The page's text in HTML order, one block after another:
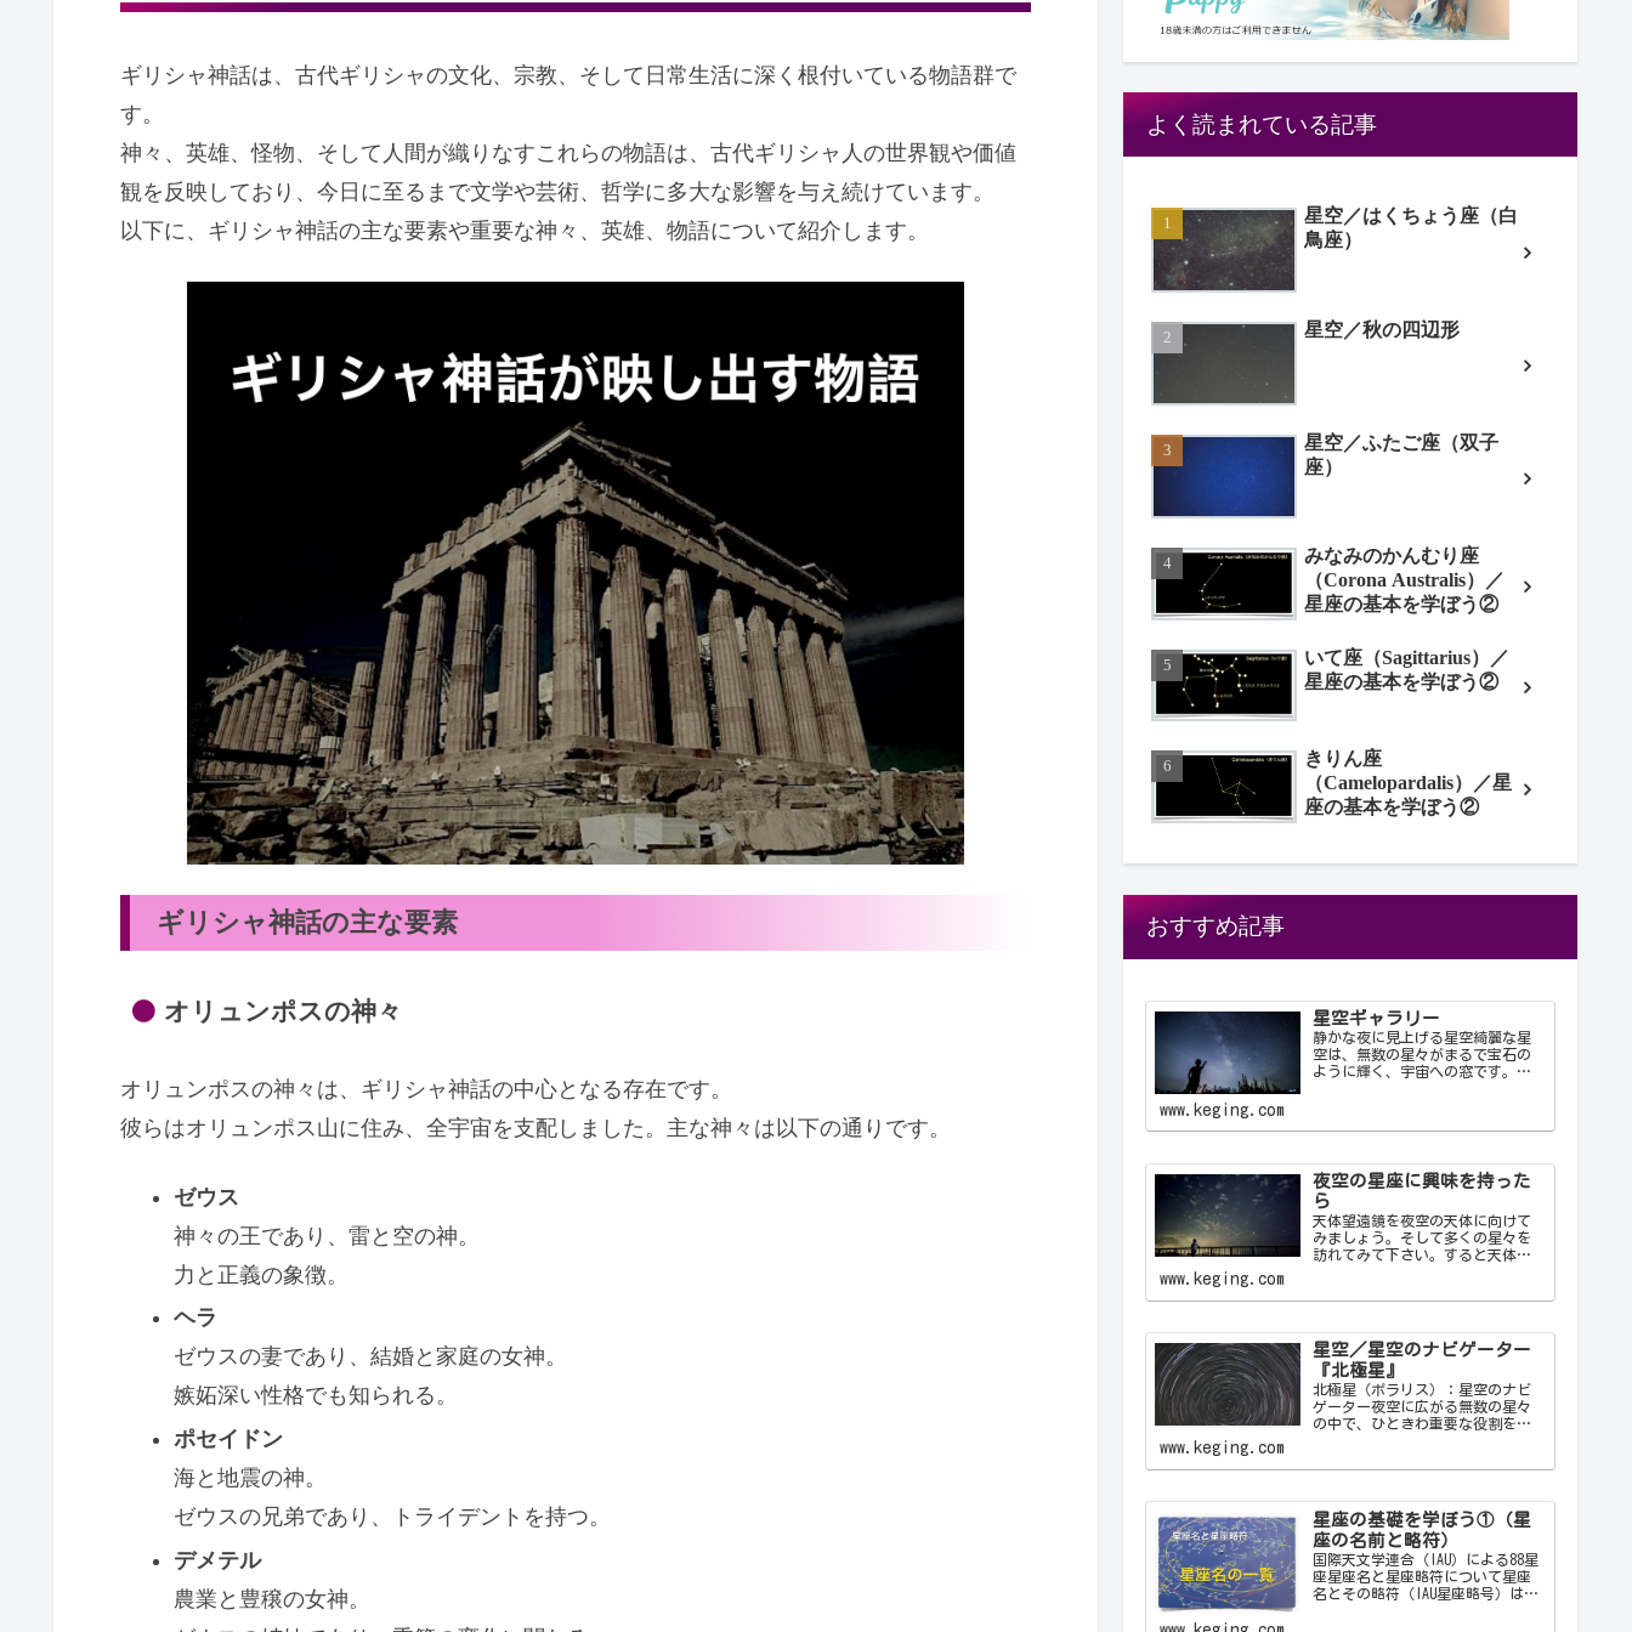
ギリシャ神話は、古代ギリシャの文化、宗教、そして日常生活に深く根付いている物語群で
す。
神々、英雄、怪物、そして人間が織りなすこれらの物語は、古代ギリシャ人の世界観や価値
観を反映しており、今日に至るまで文学や芸術、哲学に多大な影響を与え続けています。
以下に、ギリシャ神話の主な要素や重要な神々、英雄、物語について紹介します。
ギリシャ神話の主な要素
オリュンポスの神々
オリュンポスの神々は、ギリシャ神話の中心となる存在です。
彼らはオリュンポス山に住み、全宇宙を支配しました。主な神々は以下の通りです。
ゼウス
神々の王であり、雷と空の神。
力と正義の象徴。
ヘラ
ゼウスの妻であり、結婚と家庭の女神。
嫉妬深い性格でも知られる。
ポセイドン
海と地震の神。
ゼウスの兄弟であり、トライデントを持つ。
デメテル
農業と豊穣の女神。
よく読まれている記事
星空／はくちょう座（白
鳥座）
星空／秋の四辺形
星空／ふたご座（双子
座）
みなみのかんむり座
（Corona Australis）／
星座の基本を学ぼう②
いて座（Sagittarius）／
星座の基本を学ぼう②
きりん座
（Camelopardalis）／星
座の基本を学ぼう②
おすすめ記事
星空ギャラリー
静かな夜に見上げる星空綺麗な星
空は、無数の星々がまるで宝石の
ように輝く、宇宙への窓です。静
感…
www.keging.com
夜空の星座に興味を持った
ら
天体望遠鏡を夜空の天体に向けて
みましょう。そして多くの星々を
訪れてみて下さい。すると天体望
色々なメッセージをあなたに伝え
があなたにとって一生の趣味にな
ることでしょう。
www.keging.com
星空／星空のナビゲーター
『北極星』
北極星（ポラリス）：星空のナビ
ゲーター夜空に広がる無数の星々
の中で、ひときわ重要な役割を果
るまで、北極星は航海者や探検家
たしてきました。ここでは…
www.keging.com
星座の基礎を学ぼう①（星
座の名前と略符）
国際天文学連合（IAU）による88星
座星座名と星座略符について星座
名とその略符（IAU星座略号）は、